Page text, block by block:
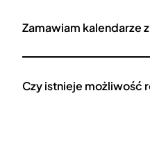
Zamawiam kalendarze
Czy istnieje możliwość